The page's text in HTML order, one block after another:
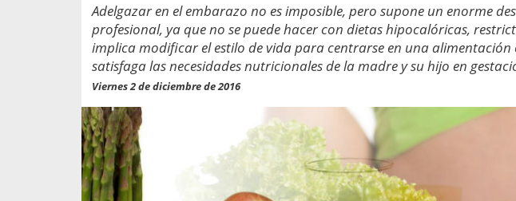
Adelgazar en el embarazo no es imposible, pero supone un enorme
profesional, ya que no se puede hacer con dietas hipocalóricas,
implica modificar el estilo de vida para centrarse en una alimentación
satisfaga las necesidades nutricionales de la madre y su hijo en
Viernes 2 de diciembre de 2016
médicas y
por incapacidad
entregados por la
que deben hacer...
Pandemias del mañana
Usamos la palabra pandemia cuando
una enfermedad contagiosa se
propaga a un gran número de...
En